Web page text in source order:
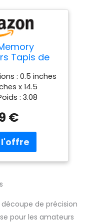
Tapis de
Verre 13
: 0.5 inches
x 14.5
: 3.08
€
découpe de précision
pour les amateurs